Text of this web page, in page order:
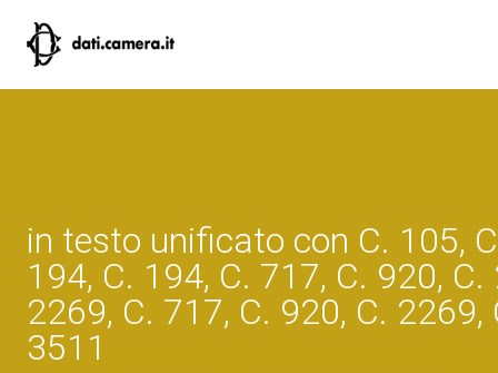
in testo unificato con C. 105,
194, C. 194, C. 717, C. 920, C.
2269, C. 717, C. 920, C. 2269,
3511